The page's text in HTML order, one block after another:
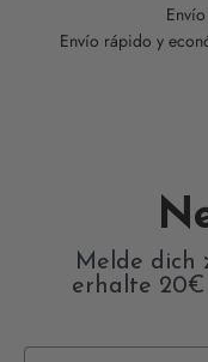
Envío rápido y
Melde dich
erhalte